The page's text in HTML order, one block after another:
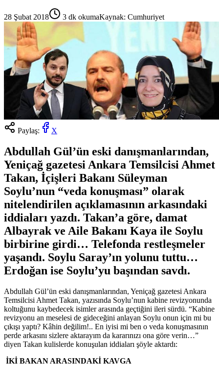
28 Şubat 2018 3 dk okumaKaynak: Cumhuriyet
Paylaş: X
Abdullah Gül’ün eski danışmanlarından,
Yeniçağ gazetesi Ankara Temsilcisi Ahmet
Takan, İçişleri Bakanı Süleyman
Soylu’nun “veda konuşması” olarak
nitelendirilen açıklamasının arkasındaki
iddiaları yazdı. Takan’a göre, damat
Albayrak ve Aile Bakanı Kaya ile Soylu
birbirine girdi… Telefonda restleşmeler
yaşandı. Soylu Saray’ın yolunu tuttu…
Erdoğan ise Soylu’yu başından savdı.
Abdullah Gül’ün eski danışmanlarından, Yeniçağ gazetesi Ankara
Temsilcisi Ahmet Takan, yazısında Soylu’nun kabine revizyonunda
koltuğunu kaybedecek isimler arasında geçtiğini ileri sürdü. “Kabine
revizyonu an meselesi de gideceğini anlayan Soylu onun için mi bu
çıkışı yaptı? Kâhin değilim!.. En iyisi mi ben o veda konuşmasının
perde arkasını sizlere aktarayım da kararınızı ona göre verin…”
diyen Takan kulislerde konuşulan iddiaları şöyle aktardı:
İKİ BAKAN ARASINDAKİ KAVGA